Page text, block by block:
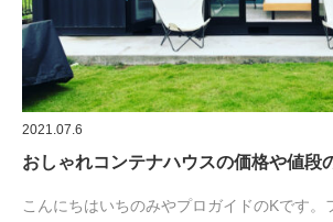
2021.07.6
おしゃれコンテナハウスの価格や値段
こんにちはいちのみやプロガイドのKです。